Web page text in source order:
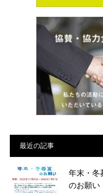
最近の記事
年末・冬
のお願い